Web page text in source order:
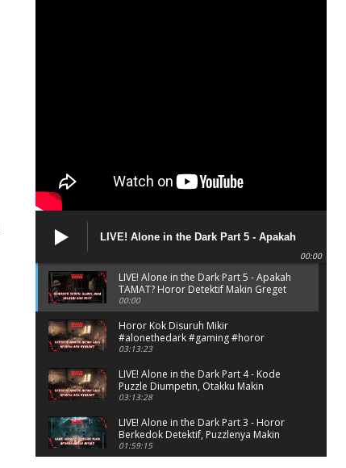
LIVE! Alone in the Dark Part 5 - Apakah
00:00
LIVE! Alone in the Dark Part 5 - Apakah
TAMAT? Horor Detektif Makin Greget
00:00
Horor Kok Disuruh Mikir
#alonethedark #gaming #horor
03:13:23
LIVE! Alone in the Dark Part 4 - Kode
Puzzle Diumpetin, Otakku Makin
Kacau!
03:13:28
LIVE! Alone in the Dark Part 3 - Horor
Berkedok Detektif, Puzzlenya Makin
Bikin Mikir?
01:59:15